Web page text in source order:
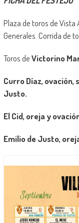
Plaza de toros de Vista
Generales. Corrida de
Toros deVictorino
Curro Díaz, ovación,
Justo.
El Cid, oreja y
Emilio de Justo,